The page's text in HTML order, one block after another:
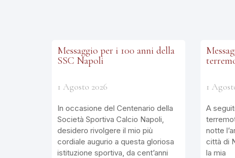
Messaggio per i 100 anni della
SSC Napoli
1 Agosto 2026
In occasione del Centenario della
Società Sportiva Calcio Napoli,
desidero rivolgere il mio più
cordiale augurio a questa gloriosa
istituzione sportiva, da cent’anni
1
A
notte
città di
la mia